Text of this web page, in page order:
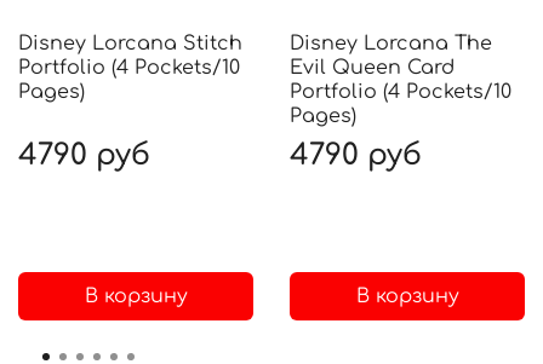
Disney Lorcana Stitch
Portfolio (4 Pockets/10
Pages)
4790 руб
В корзину
Disney Lorcana The
Evil Queen Card
Portfolio (4 Pockets/10
Pages)
4790 руб
В корзину